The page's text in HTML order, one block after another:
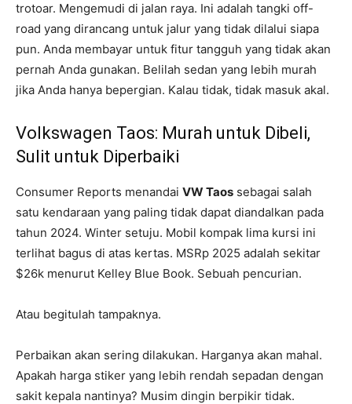
trotoar. Mengemudi di jalan raya. Ini adalah tangki off-
road yang dirancang untuk jalur yang tidak dilalui siapa
pun. Anda membayar untuk fitur tangguh yang tidak akan
pernah Anda gunakan. Belilah sedan yang lebih murah
jika Anda hanya bepergian. Kalau tidak, tidak masuk akal.
Volkswagen Taos: Murah untuk Dibeli,
Sulit untuk Diperbaiki
Consumer Reports menandai VW Taos sebagai salah
satu kendaraan yang paling tidak dapat diandalkan pada
tahun 2024. Winter setuju. Mobil kompak lima kursi ini
terlihat bagus di atas kertas. MSRp 2025 adalah sekitar
$26k menurut Kelley Blue Book. Sebuah pencurian.
Atau begitulah tampaknya.
Perbaikan akan sering dilakukan. Harganya akan mahal.
Apakah harga stiker yang lebih rendah sepadan dengan
sakit kepala nantinya? Musim dingin berpikir tidak.